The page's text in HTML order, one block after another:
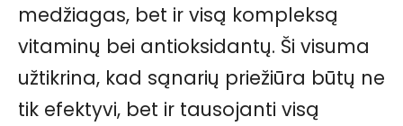
medžiagas, bet ir visą kompleksą
vitaminų bei antioksidantų. Ši visuma
užtikrina, kad sąnarių priežiūra būtų ne
tik efektyvi, bet ir tausojanti visą